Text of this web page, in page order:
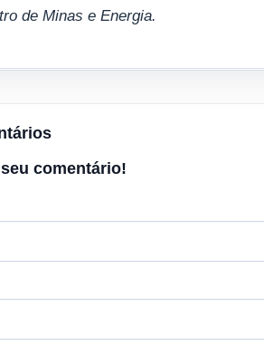
de Minas e Energia.
comentário!